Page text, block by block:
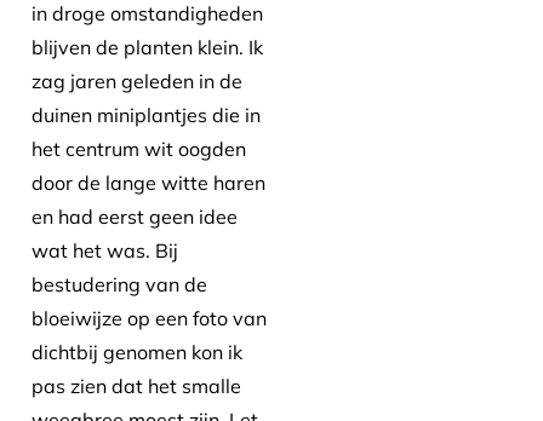
in droge omstandigheden
blijven de planten klein. Ik
zag jaren geleden in de
duinen miniplantjes die in
het centrum wit oogden
door de lange witte haren
en had eerst geen idee
wat het was. Bij
bestudering van de
bloeiwijze op een foto van
dichtbij genomen kon ik
pas zien dat het smalle